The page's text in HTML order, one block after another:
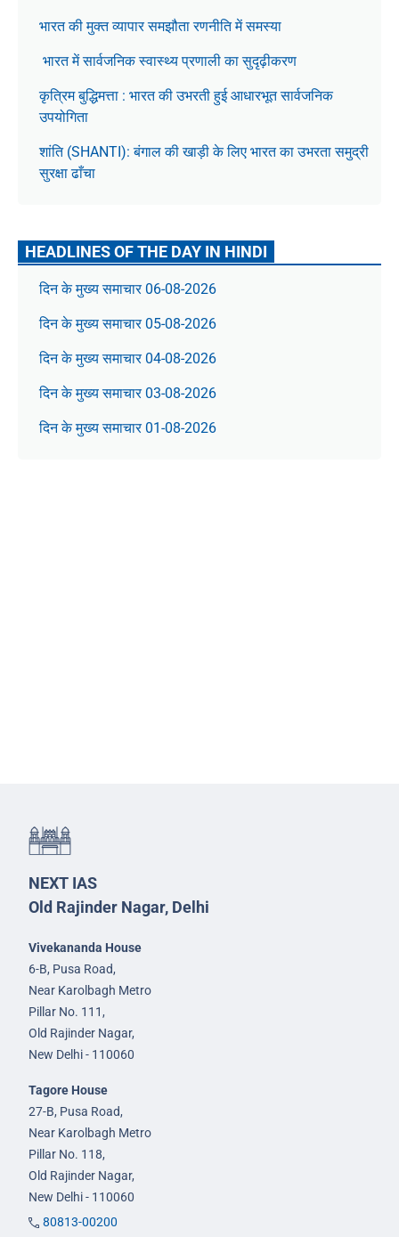
भारत की मुक्त व्यापार समझौता रणनीति में समस्या
भारत में सार्वजनिक स्वास्थ्य प्रणाली का सुदृढ़ीकरण
कृत्रिम बुद्धिमत्ता : भारत की उभरती हुई आधारभूत सार्वजनिक
उपयोगिता
शांति (SHANTI): बंगाल की खाड़ी के लिए भारत का उभरता समुद्री
सुरक्षा ढाँचा
HEADLINES OF THE DAY IN HINDI
दिन के मुख्य समाचार 06-08-2026
दिन के मुख्य समाचार 05-08-2026
दिन के मुख्य समाचार 04-08-2026
दिन के मुख्य समाचार 03-08-2026
दिन के मुख्य समाचार 01-08-2026
NEXT IAS
Old Rajinder Nagar, Delhi
Vivekananda House
6-B, Pusa Road,
Near Karolbagh Metro
Pillar No. 111,
Old Rajinder Nagar,
New Delhi - 110060
Tagore House
27-B, Pusa Road,
Near Karolbagh Metro
Pillar No. 118,
Old Rajinder Nagar,
New Delhi - 110060
80813-00200